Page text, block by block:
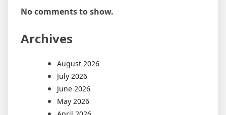
No comments to show.
Archives
August 2026
July 2026
June 2026
May 2026